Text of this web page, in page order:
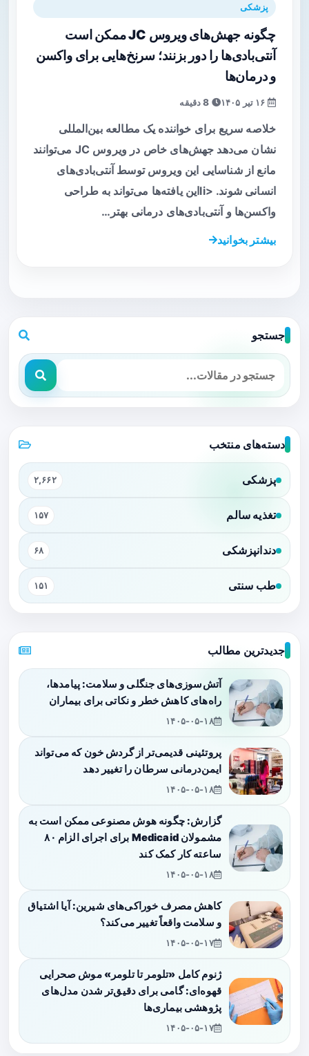
پزشکی
چگونه جهش‌های ویروس JC ممکن است
آنتی‌بادی‌ها را دور بزنند؛ سرنخ‌هایی برای واکسن
و درمان‌ها
خلاصه سریع برای خواننده یک مطالعه بین‌المللی
نشان می‌دهد جهش‌های خاص در ویروس JC می‌توانند
مانع از شناسایی این ویروس توسط آنتی‌بادی‌های
انسانی شوند. <liاین یافته‌ها می‌تواند به طراحی
واکسن‌ها و آنتی‌بادی‌های درمانی بهتر…
بیشتر بخوانید
جستجو
دسته‌های منتخب
پزشکی ۲,۶۶۲
تغذیه سالم ۱۵۷
دندانپزشکی ۶۸
طب سنتی ۱۵۱
جدیدترین مطالب
آتش‌سوزی‌های جنگلی و سلامت: پیامدها،
راه‌های کاهش خطر و نکاتی برای بیماران
۱۴۰۵-۰۵-۱۸
پروتئینی قدیمی‌تر از گردش خون که می‌تواند
ایمن‌درمانی سرطان را تغییر دهد
۱۴۰۵-۰۵-۱۸
گزارش: چگونه هوش مصنوعی ممکن است به
مشمولان Medicaid برای اجرای الزام ۸۰
ساعته کار کمک کند
۱۴۰۵-۰۵-۱۸
کاهش مصرف خوراکی‌های شیرین: آیا اشتیاق
و سلامت واقعاً تغییر می‌کند؟
۱۴۰۵-۰۵-۱۷
ژنوم کامل «تلومر تا تلومر» موش صحرایی
قهوه‌ای: گامی برای دقیق‌تر شدن مدل‌های
پژوهشی بیماری‌ها
۱۴۰۵-۰۵-۱۷